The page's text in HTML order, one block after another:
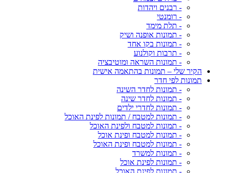
- רבנים ויהדות
- רומנטי
- תלת מימד
- תמונות אופנה ושיק
- תמונות בקו אחד
- תרבות וקולנוע
- תמונות השראה ומוטיבציה
הקיר שלי – תמונות בהתאמה אישית
תמונות לפי חדר
- תמונות לחדר השינה
- תמונות לחדר שינה
- תמונות לחדרי ילדים
- תמונות למטבח / תמונות לפינת האוכל
- תמונות למטבח ולפינת האוכל
- תמונות למטבח ופינת אוכל
- תמונות למטבח ופינת האוכל
- תמונות למשרד
- תמונות לפינת אוכל
- תמונות לפינת האוכל